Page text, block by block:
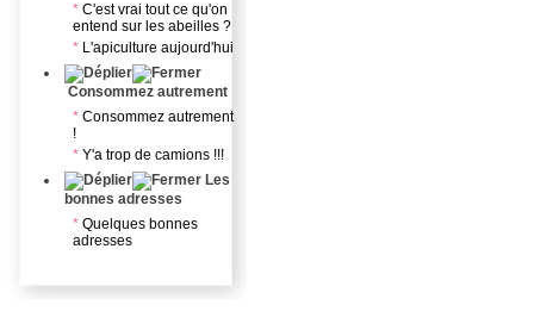
* C'est vrai tout ce qu'on
entend sur les abeilles ?
* L'apiculture aujourd'hui
Consommez autrement
* Consommez autrement
!
* Y'a trop de camions !!!
Les
bonnes adresses
* Quelques bonnes
adresses